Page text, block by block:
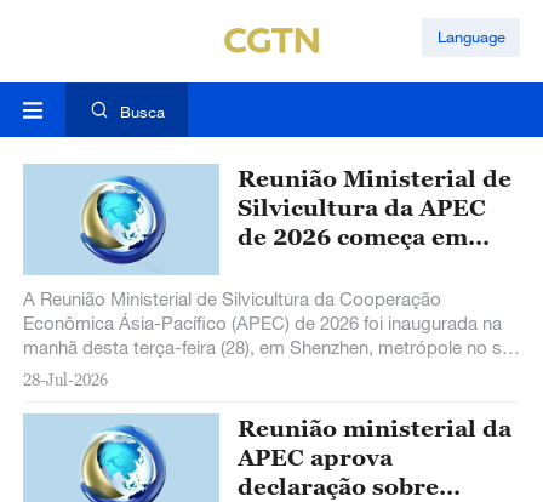
Language
Busca
Reunião Ministerial de
Silvicultura da APEC
de 2026 começa em
A Reunião Ministerial de Silvicultura da Cooperação
Econômica Ásia-Pacífico (APEC) de 2026 foi inaugurada na
manhã desta terça-feira (28), em Shenzhen, metrópole no sul
da China.
28-Jul-2026
Reunião ministerial da
APEC aprova
declaração sobre